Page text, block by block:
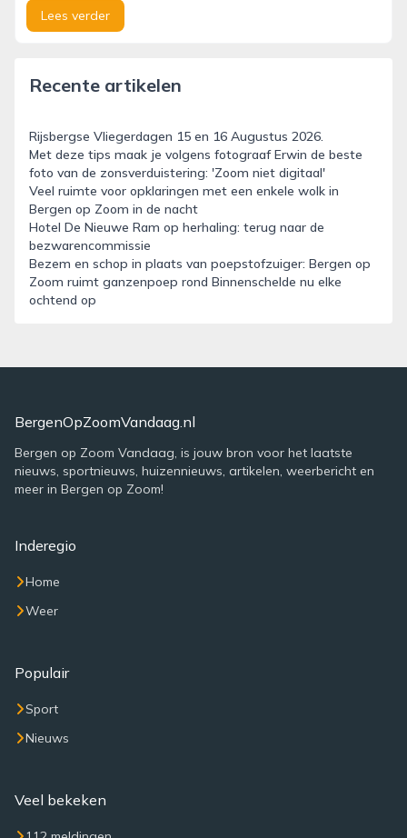
Lees verder
Recente artikelen
Rijsbergse Vliegerdagen 15 en 16 Augustus 2026.
Met deze tips maak je volgens fotograaf Erwin de beste
foto van de zonsverduistering: 'Zoom niet digitaal'
Veel ruimte voor opklaringen met een enkele wolk in
Bergen op Zoom in de nacht
Hotel De Nieuwe Ram op herhaling: terug naar de
bezwarencommissie
Bezem en schop in plaats van poepstofzuiger: Bergen op
Zoom ruimt ganzenpoep rond Binnenschelde nu elke
ochtend op
BergenOpZoomVandaag.nl
Bergen op Zoom Vandaag, is jouw bron voor het laatste
nieuws, sportnieuws, huizennieuws, artikelen, weerbericht en
meer in Bergen op Zoom!
Inderegio
Home
Weer
Populair
Sport
Nieuws
Veel bekeken